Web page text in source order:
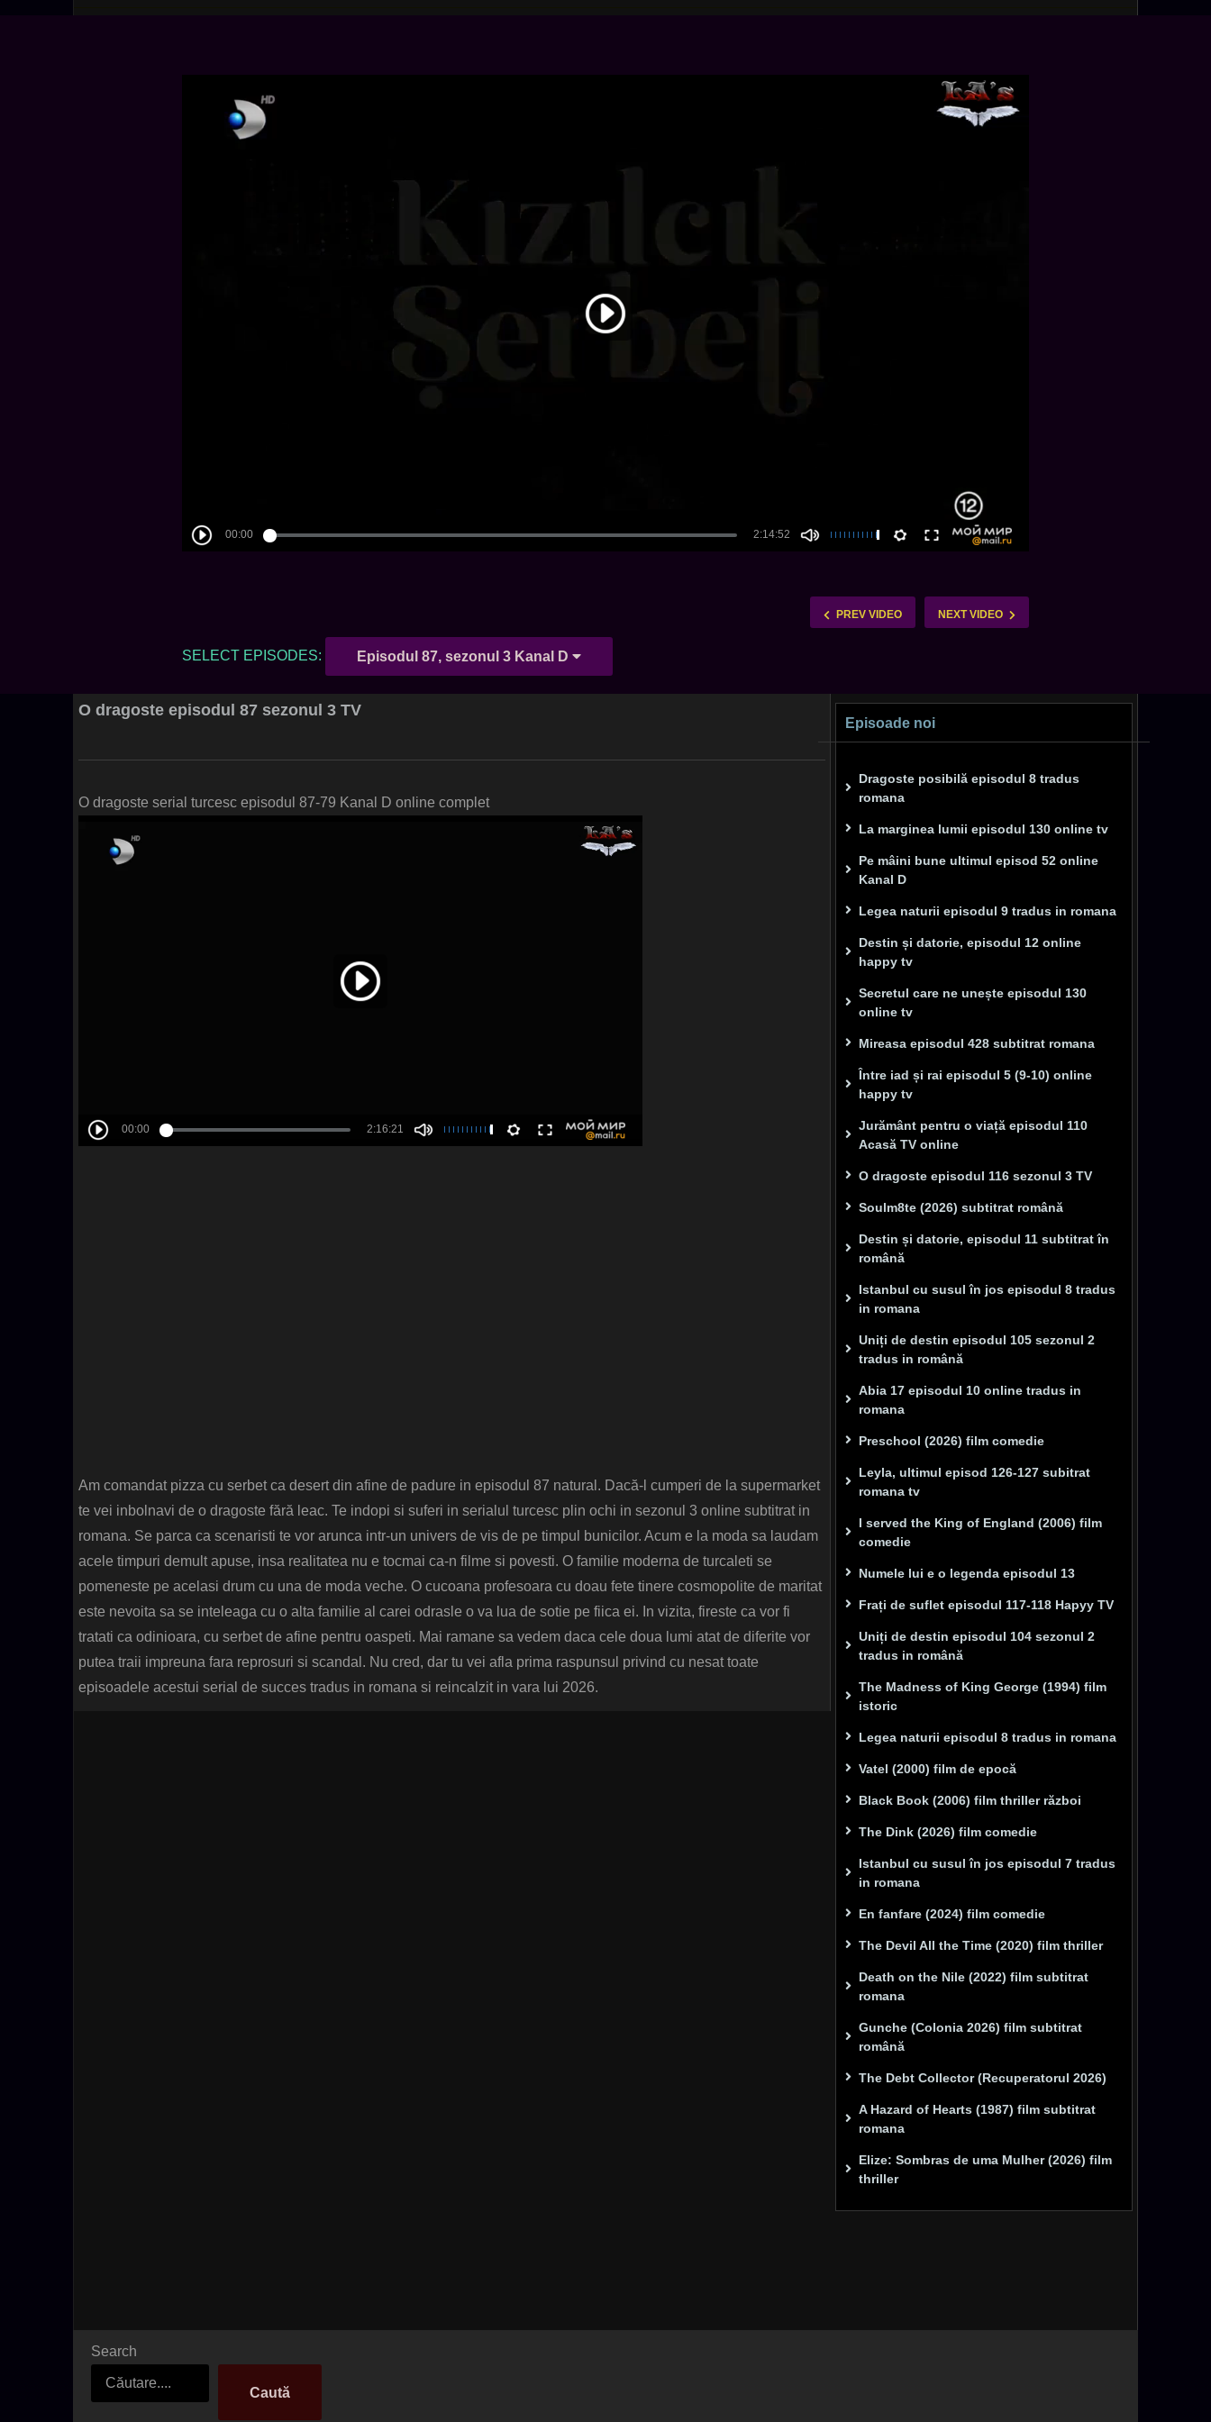
PREV VIDEO NEXT VIDEO
SELECT EPISODES: Episodul 87, sezonul 3 Kanal D
O dragoste episodul 87 sezonul 3 TV
O dragoste serial turcesc episodul 87-79 Kanal D online complet
Am comandat pizza cu serbet ca desert din afine de padure in episodul 87 natural. Dacă-l cumperi de la supermarket
te vei inbolnavi de o dragoste fără leac. Te indopi si suferi in serialul turcesc plin ochi in sezonul 3 online subtitrat in
romana. Se parca ca scenaristi te vor arunca intr-un univers de vis de pe timpul bunicilor. Acum e la moda sa laudam
acele timpuri demult apuse, insa realitatea nu e tocmai ca-n filme si povesti. O familie moderna de turcaleti se
pomeneste pe acelasi drum cu una de moda veche. O cucoana profesoara cu doau fete tinere cosmopolite de maritat
este nevoita sa se inteleaga cu o alta familie al carei odrasle o va lua de sotie pe fiica ei. In vizita, fireste ca vor fi
tratati ca odinioara, cu serbet de afine pentru oaspeti. Mai ramane sa vedem daca cele doua lumi atat de diferite vor
putea traii impreuna fara reprosuri si scandal. Nu cred, dar tu vei afla prima raspunsul privind cu nesat toate
episoadele acestui serial de succes tradus in romana si reincalzit in vara lui 2026.
Episoade noi
Dragoste posibilă episodul 8 tradus
romana
La marginea lumii episodul 130 online tv
Pe mâini bune ultimul episod 52 online
Kanal D
Legea naturii episodul 9 tradus in romana
Destin și datorie, episodul 12 online
happy tv
Secretul care ne unește episodul 130
online tv
Mireasa episodul 428 subtitrat romana
Între iad și rai episodul 5 (9-10) online
happy tv
Jurământ pentru o viață episodul 110
Acasă TV online
O dragoste episodul 116 sezonul 3 TV
Soulm8te (2026) subtitrat română
Destin și datorie, episodul 11 subtitrat în
română
Istanbul cu susul în jos episodul 8 tradus
in romana
Uniți de destin episodul 105 sezonul 2
tradus in română
Abia 17 episodul 10 online tradus in
romana
Preschool (2026) film comedie
Leyla, ultimul episod 126-127 subitrat
romana tv
I served the King of England (2006) film
comedie
Numele lui e o legenda episodul 13
Frați de suflet episodul 117-118 Hapyy TV
Uniți de destin episodul 104 sezonul 2
tradus in română
The Madness of King George (1994) film
istoric
Legea naturii episodul 8 tradus in romana
Vatel (2000) film de epocă
Black Book (2006) film thriller război
The Dink (2026) film comedie
Istanbul cu susul în jos episodul 7 tradus
in romana
En fanfare (2024) film comedie
The Devil All the Time (2020) film thriller
Death on the Nile (2022) film subtitrat
romana
Gunche (Colonia 2026) film subtitrat
română
The Debt Collector (Recuperatorul 2026)
A Hazard of Hearts (1987) film subtitrat
romana
Elize: Sombras de uma Mulher (2026) film
thriller
Search
Caută